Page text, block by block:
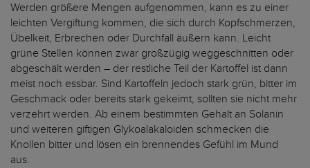
Werden größere Mengen aufgenommen, kann es zu einer
leichten Vergiftung kommen, die sich durch Kopfschmerzen,
Übelkeit, Erbrechen oder Durchfall äußern kann. Leicht
grüne Stellen können zwar großzügig weggeschnitten oder
abgeschält werden – der restliche Teil der Kartoffel ist dann
meist noch essbar. Sind Kartoffeln jedoch stark grün, bitter im
Geschmack oder bereits stark gekeimt, sollten sie nicht mehr
verzehrt werden. Ab einem bestimmten Gehalt an Solanin
und weiteren giftigen Glykoalakaloiden schmecken die
Knollen bitter und lösen ein brennendes Gefühl im Mund
aus.